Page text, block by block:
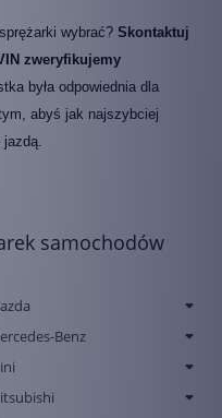
wybrać? Skontaktuj
zweryfikujemy
była odpowiednia dla
abyś jak najszybciej
samochodów
Benz